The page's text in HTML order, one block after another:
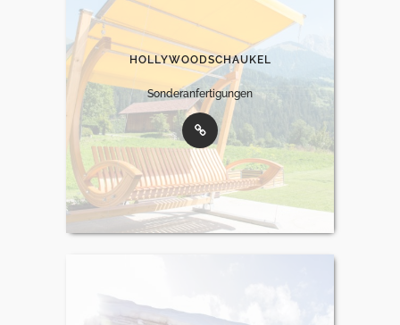
HOLLYWOODSCHAUKEL
Sonderanfertigungen